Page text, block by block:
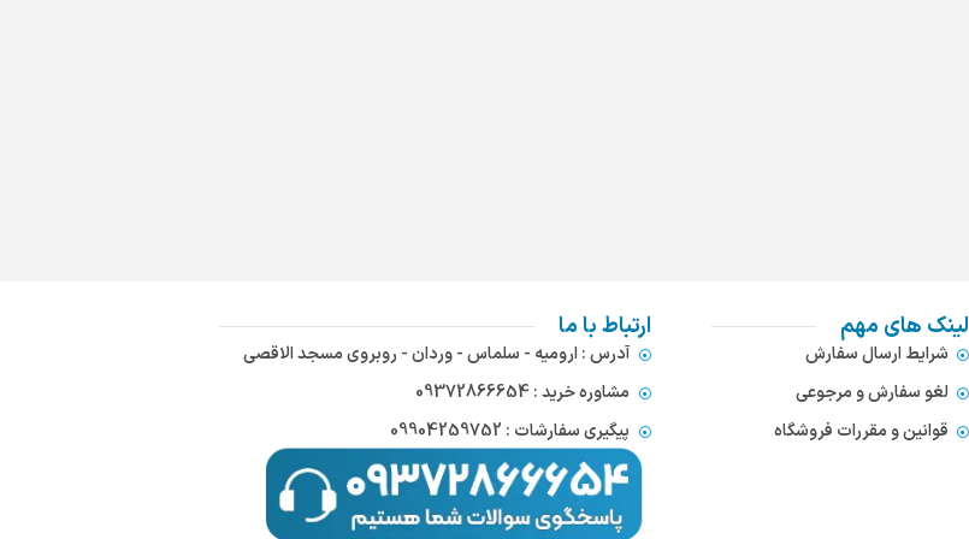
لینک های مهم
شرایط ارسال سفارش
لغو سفارش و مرجوعی
قوانین و مقررات فروشگاه
ارتباط با ما
آدرس : ارومیه - سلماس - وردان - روبروی مسجد الاقصی
مشاوره خرید : 09372866654
پیگیری سفارشات : 09904259752